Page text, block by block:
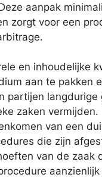
aanpak
zorgt voor een
en inhoudelijke
aan te pakken
partijen langdurige
zaken vermijden.
van een
die zijn
van de zaak
aanzienlijk